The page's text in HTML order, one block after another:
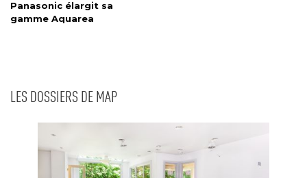
Panasonic élargit sa
gamme Aquarea
LES DOSSIERS DE MAP